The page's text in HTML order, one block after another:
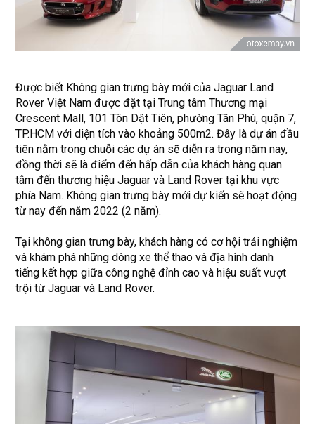
Được biết Không gian trưng bày mới của Jaguar Land
Rover Việt Nam được đặt tại Trung tâm Thương mại
Crescent Mall, 101 Tôn Dật Tiên, phường Tân Phú, quận 7,
TP.HCM với diện tích vào khoảng 500m2. Đây là dự án đầu
tiên nằm trong chuỗi các dự án sẽ diễn ra trong năm nay,
đồng thời sẽ là điểm đến hấp dẫn của khách hàng quan
tâm đến thương hiệu Jaguar và Land Rover tại khu vực
phía Nam. Không gian trưng bày mới dự kiến sẽ hoạt động
từ nay đến năm 2022 (2 năm).
Tại không gian trưng bày, khách hàng có cơ hội trải nghiệm
và khám phá những dòng xe thể thao và địa hình danh
tiếng kết hợp giữa công nghệ đỉnh cao và hiệu suất vượt
trội từ Jaguar và Land Rover.